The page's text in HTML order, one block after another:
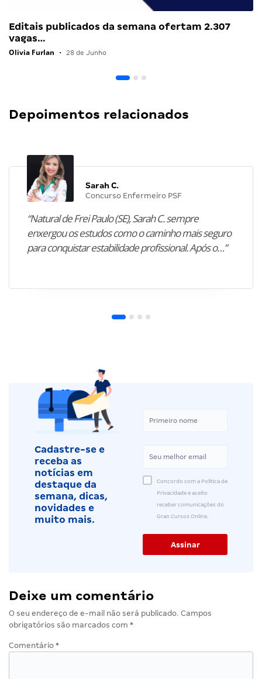
Editais publicados da semana ofertam 2.307
vagas…
Olivia Furlan • 28 de Junho
Depoimentos relacionados
Sarah C.
Concurso Enfermeiro PSF
“Natural de Frei Paulo (SE), Sarah C. sempre
enxergou os estudos como o caminho mais seguro
para conquistar estabilidade profissional. Após o…”
Cadastre-se e
receba as
notícias em
destaque da
semana, dicas,
novidades e
muito mais.
Concordo com a Política de
Privacidade e aceito
receber comunicações do
Gran Cursos Online.
Deixe um comentário
O seu endereço de e-mail não será publicado. Campos
obrigatórios são marcados com *
Comentário *